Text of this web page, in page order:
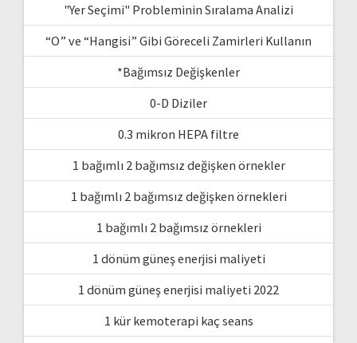
"Yer Seçimi" Probleminin Sıralama Analizi
“O” ve “Hangisi” Gibi Göreceli Zamirleri Kullanın
*Bağımsız Değişkenler
0-D Diziler
0.3 mikron HEPA filtre
1 bağımlı 2 bağımsız değişken örnekler
1 bağımlı 2 bağımsız değişken örnekleri
1 bağımlı 2 bağımsız örnekleri
1 dönüm güneş enerjisi maliyeti
1 dönüm güneş enerjisi maliyeti 2022
1 kür kemoterapi kaç seans